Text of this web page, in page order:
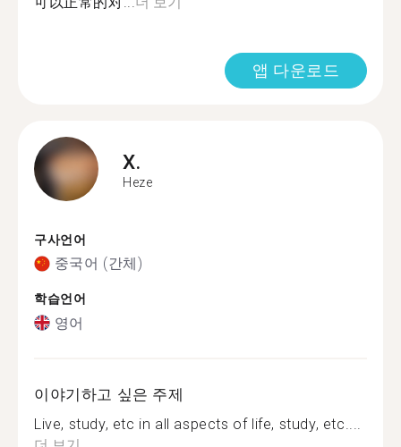
앱 다운로드
X.
Heze
구사언어
중국어 (간체)
학습언어
영어
이야기하고 싶은 주제
Live, study, etc in all aspects of life, study, etc....